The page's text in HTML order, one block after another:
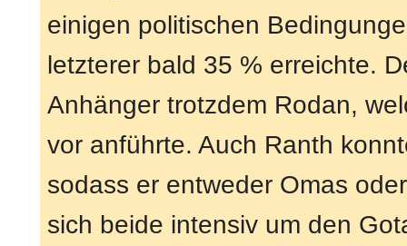
einigen politischen
letzterer bald 35 % erreichte.
Anhänger trotzdem Rodan,
vor anführte. Auch Ranth
sodass er entweder Omas
sich beide intensiv um den